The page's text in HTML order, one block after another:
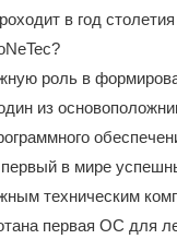
в год
роль в
из
в мире
техническим
первая ОС